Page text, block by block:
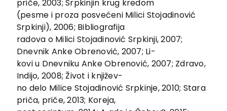
priče, 2003; Srpkinjin krug kredom
(pesme i proza posvećeni Milici Stojadinović
Srpkinji), 2006; Bibliografija
radova o Milici Stojadinović Srpkinji, 2007;
Dnevnik Anke Obrenović, 2007; Li-
kovi u Dnevniku Anke Obrenović, 2007; Zdravo,
Indijo, 2008; Život i književ-
no delo Milice Stojadinović Srpkinje, 2010; Stara
priča, priče, 2013; Koreja,